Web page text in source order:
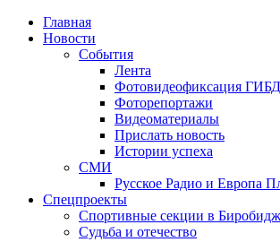
Главная
Новости
События
Лента
Фотовидеофиксация
Фоторепортажи
Видеоматериалы
Прислать новость
Истории успеха
СМИ
Русское Радио и Европа
Спецпроекты
Спортивные секции в
Судьба и отечество